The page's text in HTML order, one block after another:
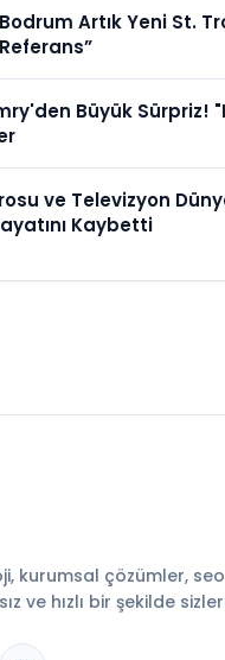
Artık Yeni St.
Büyük Sürpriz!
ve Televizyon
Kaybetti
kurumsal çözümler,
ve hızlı bir şekilde